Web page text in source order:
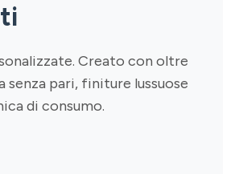
Creato con oltre
pari, finiture lussuose
di consumo.